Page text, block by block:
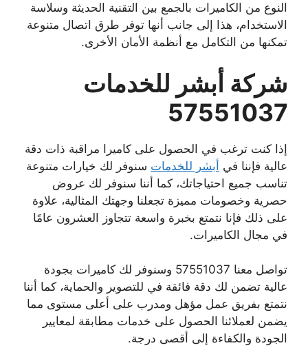
النوع من الكاميرات بالجمع بين التقنية الحديثة وسلاسة
الاستخدام، هذا إلى جانب أنها توفر طرق اتصال متنوعة
تمكنها من التكامل مع أنظمة الأمان الأخرى.
شركة أبشر للخدمات
57551037
إذا كنت ترغب في الحصول على كاميرا مراقبة ذات دقة
عالية فإننا في أبشر للخدمات سنوفر لك خيارات متنوعة
تناسب جميع احتياجاتك، كما أننا سنوفر لك عروض
حصرية وخصومات مميزة تجعلنا وجهتك المثالية، علاوة
على ذلك فإنا نتمتع بخبرة واسعة تتجاوز العشرون عامًا
في مجال الكاميرات.
تواصل معنا 57551037 وسنوفر لك كاميرات بجودة
عالية تضمن لك دقة فائقة في للتصوير والحماية، كما أننا
نتمتع بفريق عمل مؤهل ومدرب على أعلى مستوى مما
يضمن لعملائنا الحصول على خدمات مطابقة لمعايير
الجودة والكفاءة إلى أقصى درجة.